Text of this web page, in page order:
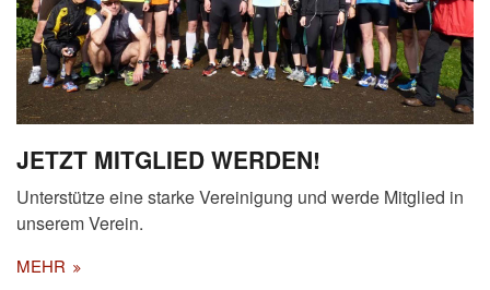
JETZT MITGLIED WERDEN!
Unterstütze eine starke Vereinigung und werde Mitglied in
unserem Verein.
MEHR